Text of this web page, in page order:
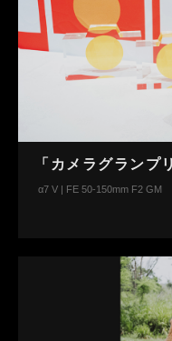
「カメラグランプ
α7 V | FE 50-150mm F2 GM